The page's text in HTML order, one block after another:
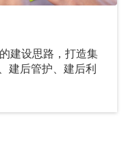
建设思路，打造集
建后管护、建后利